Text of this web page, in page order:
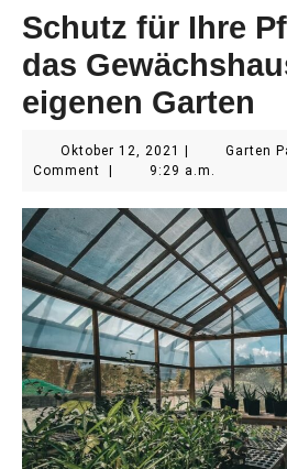
Schutz für Ihre
das
eigenen Garten
Oktober 12, 2021 Oktober
12,
Garten
Comment
9:29 a.m.